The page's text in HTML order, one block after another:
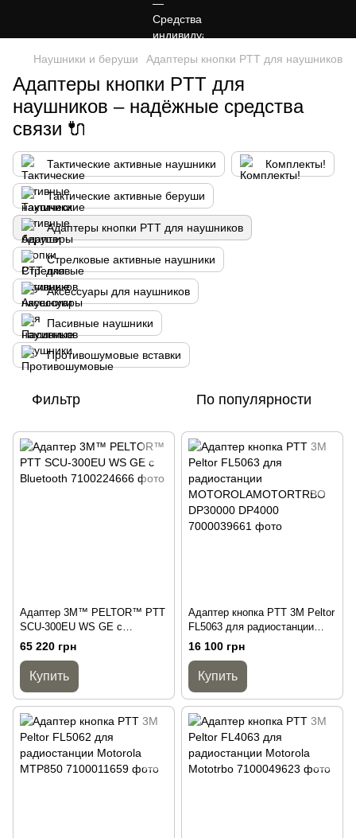
Наушники и беруши Адаптеры кнопки PTT для наушников
Адаптеры кнопки PTT для
наушников – надёжные средства
связи 🔌
Тактические активные наушники Комплекты!
Тактические активные беруши
Адаптеры кнопки PTT для наушников
Стрелковые активные наушники
Аксессуары для наушников
Пасивные наушники
Противошумовые вставки
Фильтр По популярности
Адаптер 3M™ PELTOR™ PTT
SCU-300EU WS GE с
Bluetooth
65 220 грн
Купить
Адаптер кнопка PTT 3M Peltor
FL5063 для радиостанции
MOTOROLAMOTORTRBO
DP30000 DP4000
16 100 грн
Купить